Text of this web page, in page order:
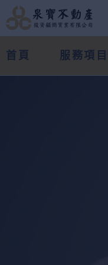
首頁 服務項目